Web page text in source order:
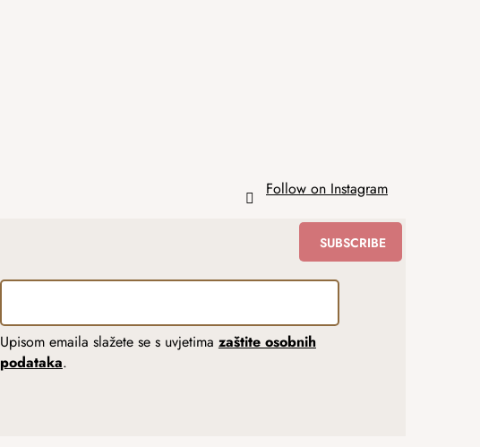
Follow on Instagram
Upisom emaila slažete se s uvjetima zaštite osobnih
podataka.
SUBSCRIBE